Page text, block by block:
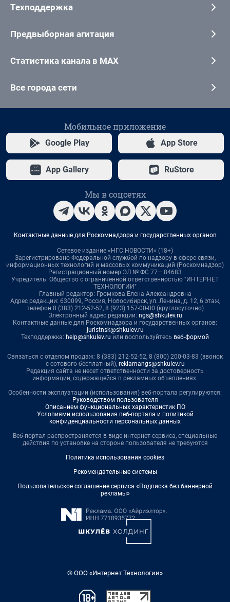
Техподдержка
Предвыборная агитация
Статистика канала в MAX
Все города сети
Мобильное приложение
Google Play App Store
App Gallery RuStore
Мы в соцсетях
Контактные данные для Роскомнадзора и государственных органов
Сетевое издание «НГС.НОВОСТИ» (18+)
Зарегистрировано Федеральной службой по надзору в сфере связи,
информационных технологий и массовых коммуникаций (Роскомнадзор)
Регистрационный номер ЭЛ № ФС 77— 84683
Учредитель: Общество с ограниченной ответственностью "ИНТЕРНЕТ
ТЕХНОЛОГИИ"
Главный редактор: Громкова Елена Александровна
Адрес редакции: 630099, Россия, Новосибирск, ул. Ленина, д. 12, 6 этаж,
телефон 8 (383) 212-52-52, 8 (923) 157-00-00 (круглосуточно)
Электронный адрес редакции: ngs@shkulev.ru
Контактные данные для Роскомнадзора и государственных органов:
juristnsk@shkulev.ru
Техподдержка: help@shkulev.ru или воспользуйтесь веб-формой
Связаться с отделом продаж: 8 (383) 212-52-52, 8 (800) 200-03-83 (звонок
с сотового бесплатный), reklamangs@shkulev.ru
Редакция сайта не несет ответственности за достоверность
информации, содержащейся в рекламных объявлениях.
Особенности эксплуатации (использования) веб-портала регулируются:
Руководством пользователя
Описанием функциональных характеристик ПО
Условиями использования веб-портала и политикой
конфиденциальности персональных данных
Веб-портал распространяется в виде интернет-сервиса, специальные
действия по установке на стороне пользователя не требуются
Политика использования cookies
Рекомендательные системы
Пользовательское соглашение сервиса «Подписка без баннерной
рекламы»
© ООО «Интернет Технологии»